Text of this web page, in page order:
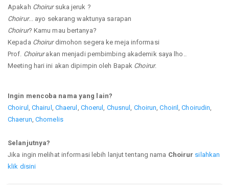
Apakah Choirursuka jeruk ?
Choirur... ayo sekarang waktunya sarapan
Choirur? Kamu mau bertanya?
Kepada Choirurdimohon segera ke meja informasi
Prof. Choirurakan menjadi pembimbing akademik saya lho..
Meeting hari ini akan dipimpin oleh Bapak Choirur.
Ingin mencoba nama yang lain?
Choirul Chairul Chaerul Choerul Chusnul Choirun ,Choiril ,Choirudin
Chaerun Chornelis
Selanjutnya?
Jika ingin melihat informasi lebih lanjut tentang nama Choirur silahkan
klik disini